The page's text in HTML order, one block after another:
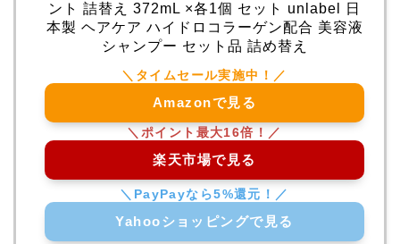
ント 詰替え 372mL ×各1個 セット unlabel 日
本製 ヘアケア ハイドロコラーゲン配合 美容液
シャンプー セット品 詰め替え
Amazonで見る
楽天市場で見る
Yahooショッピングで見る